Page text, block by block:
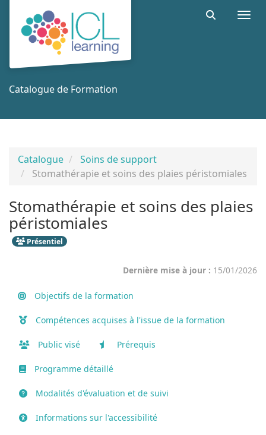
Aller au menu principal
Aller au contenu principal
Personnaliser l'interface
Catalogue de Formation
Catalogue
Soins de support
Stomathérapie et soins des plaies péristomiales
Stomathérapie et soins des plaies
péristomiales
Présentiel
Dernière mise à jour : 15/01/2026
Objectifs de la formation
Compétences acquises à l'issue de la formation
Public visé Prérequis
Programme détaillé
Modalités d'évaluation et de suivi
Informations sur l'accessibilité